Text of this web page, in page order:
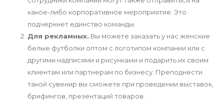
какое-либо корпоративное мероприятие. Это
подчеркнет единство команды.
Для рекламных. Вы можете заказать у нас женские
белые футболки оптом с логотипом компании или с
другими надписями и рисунками и подарить их своим
клиентам или партнерам по бизнесу. Преподнести
такой сувенир вы сможете при проведении выставок,
брифингов, презентаций товаров.